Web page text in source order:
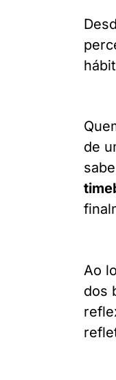
de
Ao
dos